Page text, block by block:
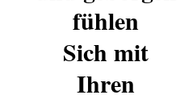
fühlen
Sich mit
Ihren